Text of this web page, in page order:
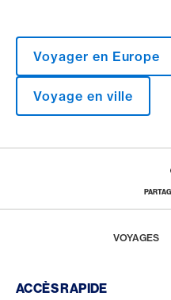
Voyager en Europe
Voyage en ville
Footer
VOYAGES
Footer Navigation
ACCÈS RAPIDE